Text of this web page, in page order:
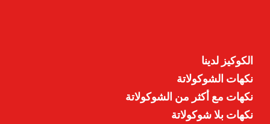
الكوكيز لدينا
نكهات الشوكولاتة
نكهات مع أكثر من الشوكولاتة
نكهات بلا شوكولاتة